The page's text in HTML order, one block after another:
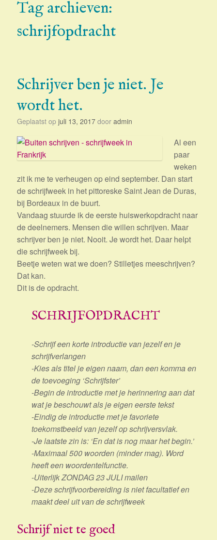
Tag archieven:
schrijfopdracht
Schrijver ben je niet. Je
wordt het.
Geplaatst op juli 13, 2017 door admin
Al een
paar
weken
zit ik me te verheugen op eind september. Dan start
de schrijfweek in het pittoreske Saint Jean de Duras,
bij Bordeaux in de buurt.
Vandaag stuurde ik de eerste huiswerkopdracht naar
de deelnemers. Mensen die willen schrijven. Maar
schrijver ben je niet. Nooit. Je wordt het. Daar helpt
die schrijfweek bij.
Beetje weten wat we doen? Stilletjes meeschrijven?
Dat kan.
Dit is de opdracht.
SCHRIJFOPDRACHT
-Schrijf een korte introductie van jezelf en je
schrijfverlangen
-Kies als titel je eigen naam, dan een komma en
de toevoeging ‘Schrijfster’
-Begin de introductie met je herinnering aan dat
wat je beschouwt als je eigen eerste tekst
-Eindig de introductie met je favoriete
toekomstbeeld van jezelf op schrijversvlak.
-Je laatste zin is: ‘En dat is nog maar het begin.’
-Maximaal 500 woorden (minder mag). Word
heeft een woordentelfunctie.
-Uiterlijk ZONDAG 23 JULI mailen
-Deze schrijfvoorbereiding is niet facultatief en
maakt deel uit van de schrijfweek
Schrijf niet te goed